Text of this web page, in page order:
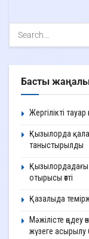
Басты
Жергілікті
Қызылорда
таныстырылды
Қызылордадағы
отырысы өтті
Қазалыда
Мәжілісте
жүзеге